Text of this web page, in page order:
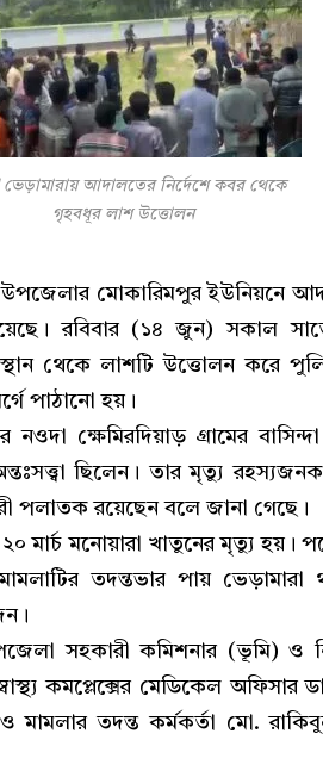
ভেড়ামারায় আদালতের নির্দেশে কবর থেকে
গৃহবধূর লাশ উত্তোলন
উপজেলার মোকারিমপুর ইউনিয়নে
রবিবার (১৪ জুন) সকাল
থেকে লাশটি উত্তোলন করে
পাঠানো হয়।
ক্ষেমিরদিয়াড় গ্রামের বাসিন্দা
ছিলেন। তার মৃত্যু
পলাতক রয়েছেন বলে জানা গেছে।
মার্চ মনোয়ারা খাতুনের মৃত্যু হয়।
তদন্তভার পায় ভেড়ামারা
সহকারী কমিশনার (ভূমি) ও
কমপ্লেক্সের মেডিকেল
মামলার তদন্ত কর্মকর্তা মো.